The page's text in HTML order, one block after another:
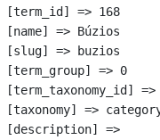
[term_id] => 168
[name] => Búzios
[slug] => buzios
[term_group] => 0
[term_taxonomy_id] =>
[taxonomy] =>
[description] =>